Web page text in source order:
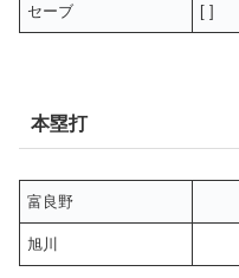
セーブ [ ]
本塁打
富良野
旭川